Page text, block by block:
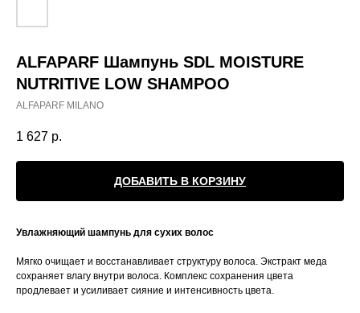
ALFAPARF Шампунь SDL MOISTURE
NUTRITIVE LOW SHAMPOO
ALFAPARF MILANO
1 627 р.
ДОБАВИТЬ В КОРЗИНУ
Увлажняющий шампунь для сухих волос
Mягко очищает и восстанавливает структуру волоса. Экстракт меда
сохраняет влагу внутри волоса. Комплекс сохранения цвета
продлевает и усиливает сияние и интенсивность цвета.